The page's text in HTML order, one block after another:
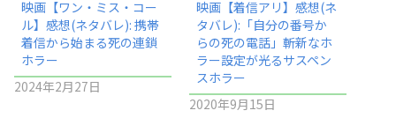
映画【ワン・ミス・コー
ル】感想(ネタバレ): 携帯
着信から始まる死の連鎖
ホラー
2024年2月27日
映画【着信アリ】感想(ネ
タバレ):「自分の番号か
らの死の電話」斬新なホ
ラー設定が光るサスペン
スホラー
2020年9月15日